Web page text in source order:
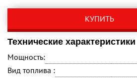
КУПИТЬ
Технические характеристики
Мощность:
Вид топлива :